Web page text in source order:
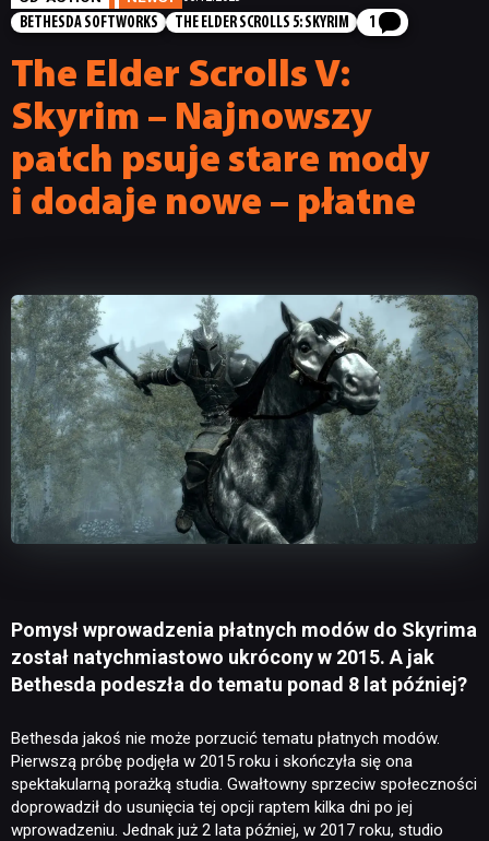
BETHESDA SOFTWORKS
THE ELDER SCROLLS 5: SKYRIM 1
The Elder Scrolls V:
Skyrim – Najnowszy
patch psuje stare mody
i dodaje nowe – płatne
Pomysł wprowadzenia płatnych modów do Skyrima
został natychmiastowo ukrócony w 2015. A jak
Bethesda podeszła do tematu ponad 8 lat później?
Bethesda jakoś nie może porzucić tematu płatnych modów.
Pierwszą próbę podjęła w 2015 roku i skończyła się ona
spektakularną porażką studia. Gwałtowny sprzeciw społeczności
doprowadził do usunięcia tej opcji raptem kilka dni po jej
wprowadzeniu. Jednak już 2 lata później, w 2017 roku, studio